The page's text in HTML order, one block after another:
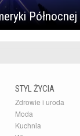
Północnej
STYL ŻYCIA
Zdrowie i uroda
Moda
Kuchnia